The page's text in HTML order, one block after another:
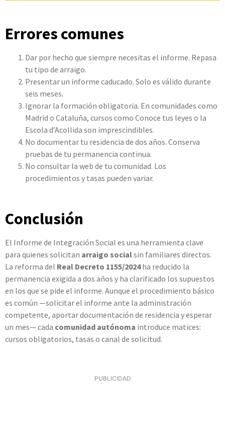
Errores comunes
Dar por hecho que siempre necesitas el informe. Repasa
tu tipo de arraigo.
Presentar un informe caducado. Solo es válido durante
seis meses.
Ignorar la formación obligatoria. En comunidades como
Madrid o Cataluña, cursos como Conoce tus leyes o la
Escola d’Acollida son imprescindibles.
No documentar tu residencia de dos años. Conserva
pruebas de tu permanencia continua.
No consultar la web de tu comunidad. Los
procedimientos y tasas pueden variar.
Conclusión
El Informe de Integración Social es una herramienta clave
para quienes solicitan arraigo socialsin familiares directos.
La reforma del Real Decreto 1155/2024ha reducido la
permanencia exigida a dos años y ha clarificado los supuestos
en los que se pide el informe. Aunque el procedimiento básico
es común —solicitar el informe ante la administración
competente, aportar documentación de residencia y esperar
un mes— cada comunidad autónoma introduce matices:
cursos obligatorios, tasas o canal de solicitud.
PUBLICIDAD